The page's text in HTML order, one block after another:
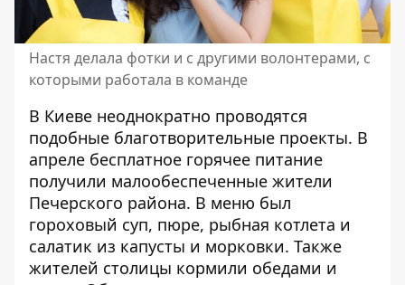
Настя делала фотки и с другими волонтерами, с
которыми работала в команде
В Киеве неоднократно проводятся
подобные благотворительные проекты. В
апреле бесплатное горячее питание
получили малообеспеченные жители
Печерского района. В меню был
гороховый суп, пюре, рыбная котлета и
салатик из капусты и морковки. Также
жителей столицы кормили обедами и